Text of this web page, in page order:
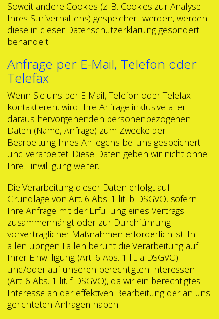
Soweit andere Cookies (z. B. Cookies zur Analyse
Ihres Surfverhaltens) gespeichert werden, werden
diese in dieser Datenschutzerklärung gesondert
behandelt.
Anfrage per E-Mail, Telefon oder
Telefax
Wenn Sie uns per E-Mail, Telefon oder Telefax
kontaktieren, wird Ihre Anfrage inklusive aller
daraus hervorgehenden personenbezogenen
Daten (Name, Anfrage) zum Zwecke der
Bearbeitung Ihres Anliegens bei uns gespeichert
und verarbeitet. Diese Daten geben wir nicht ohne
Ihre Einwilligung weiter.
Die Verarbeitung dieser Daten erfolgt auf
Grundlage von Art. 6 Abs. 1 lit. b DSGVO, sofern
Ihre Anfrage mit der Erfüllung eines Vertrags
zusammenhängt oder zur Durchführung
vorvertraglicher Maßnahmen erforderlich ist. In
allen übrigen Fällen beruht die Verarbeitung auf
Ihrer Einwilligung (Art. 6 Abs. 1 lit. a DSGVO)
und/oder auf unseren berechtigten Interessen
(Art. 6 Abs. 1 lit. f DSGVO), da wir ein berechtigtes
Interesse an der effektiven Bearbeitung der an uns
gerichteten Anfragen haben.